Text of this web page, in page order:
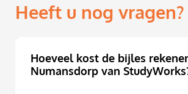
Heeft u nog vragen?
Hoeveel kost de bijles
Numansdorp van